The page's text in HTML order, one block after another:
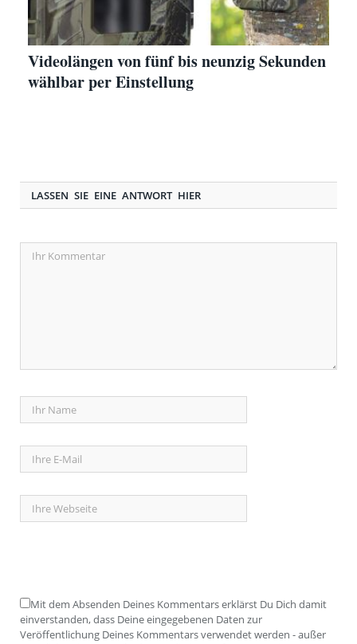
Videolängen von fünf bis neunzig Sekunden
wählbar per Einstellung
LASSEN SIE EINE ANTWORT HIER
Mit dem Absenden Deines Kommentars erklärst Du Dich damit
einverstanden, dass Deine eingegebenen Daten zur
Veröffentlichung Deines Kommentars verwendet werden - außer